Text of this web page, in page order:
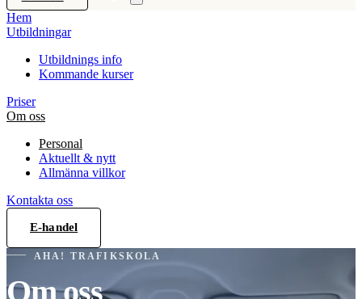
Hem
Utbildningar
Utbildnings info
Kommande kurser
Priser
Om oss
Personal
Aktuellt & nytt
Allmänna villkor
Kontakta oss
E-handel
AHA! TRAFIKSKOLA
Om oss